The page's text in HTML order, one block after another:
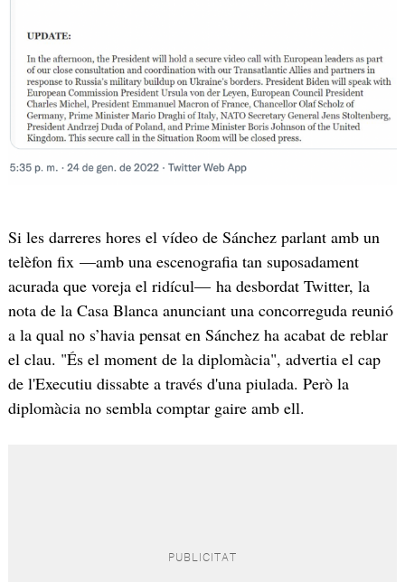
Si les darreres hores el vídeo de Sánchez parlant amb un
telèfon fix —amb una escenografia tan suposadament
acurada que voreja el ridícul— ha desbordat Twitter, la
nota de la Casa Blanca anunciant una concorreguda reunió
a la qual no s’havia pensat en Sánchez ha acabat de reblar
el clau. "És el moment de la diplomàcia", advertia el cap
de l'Executiu dissabte a través d'una piulada. Però la
diplomàcia no sembla comptar gaire amb ell.